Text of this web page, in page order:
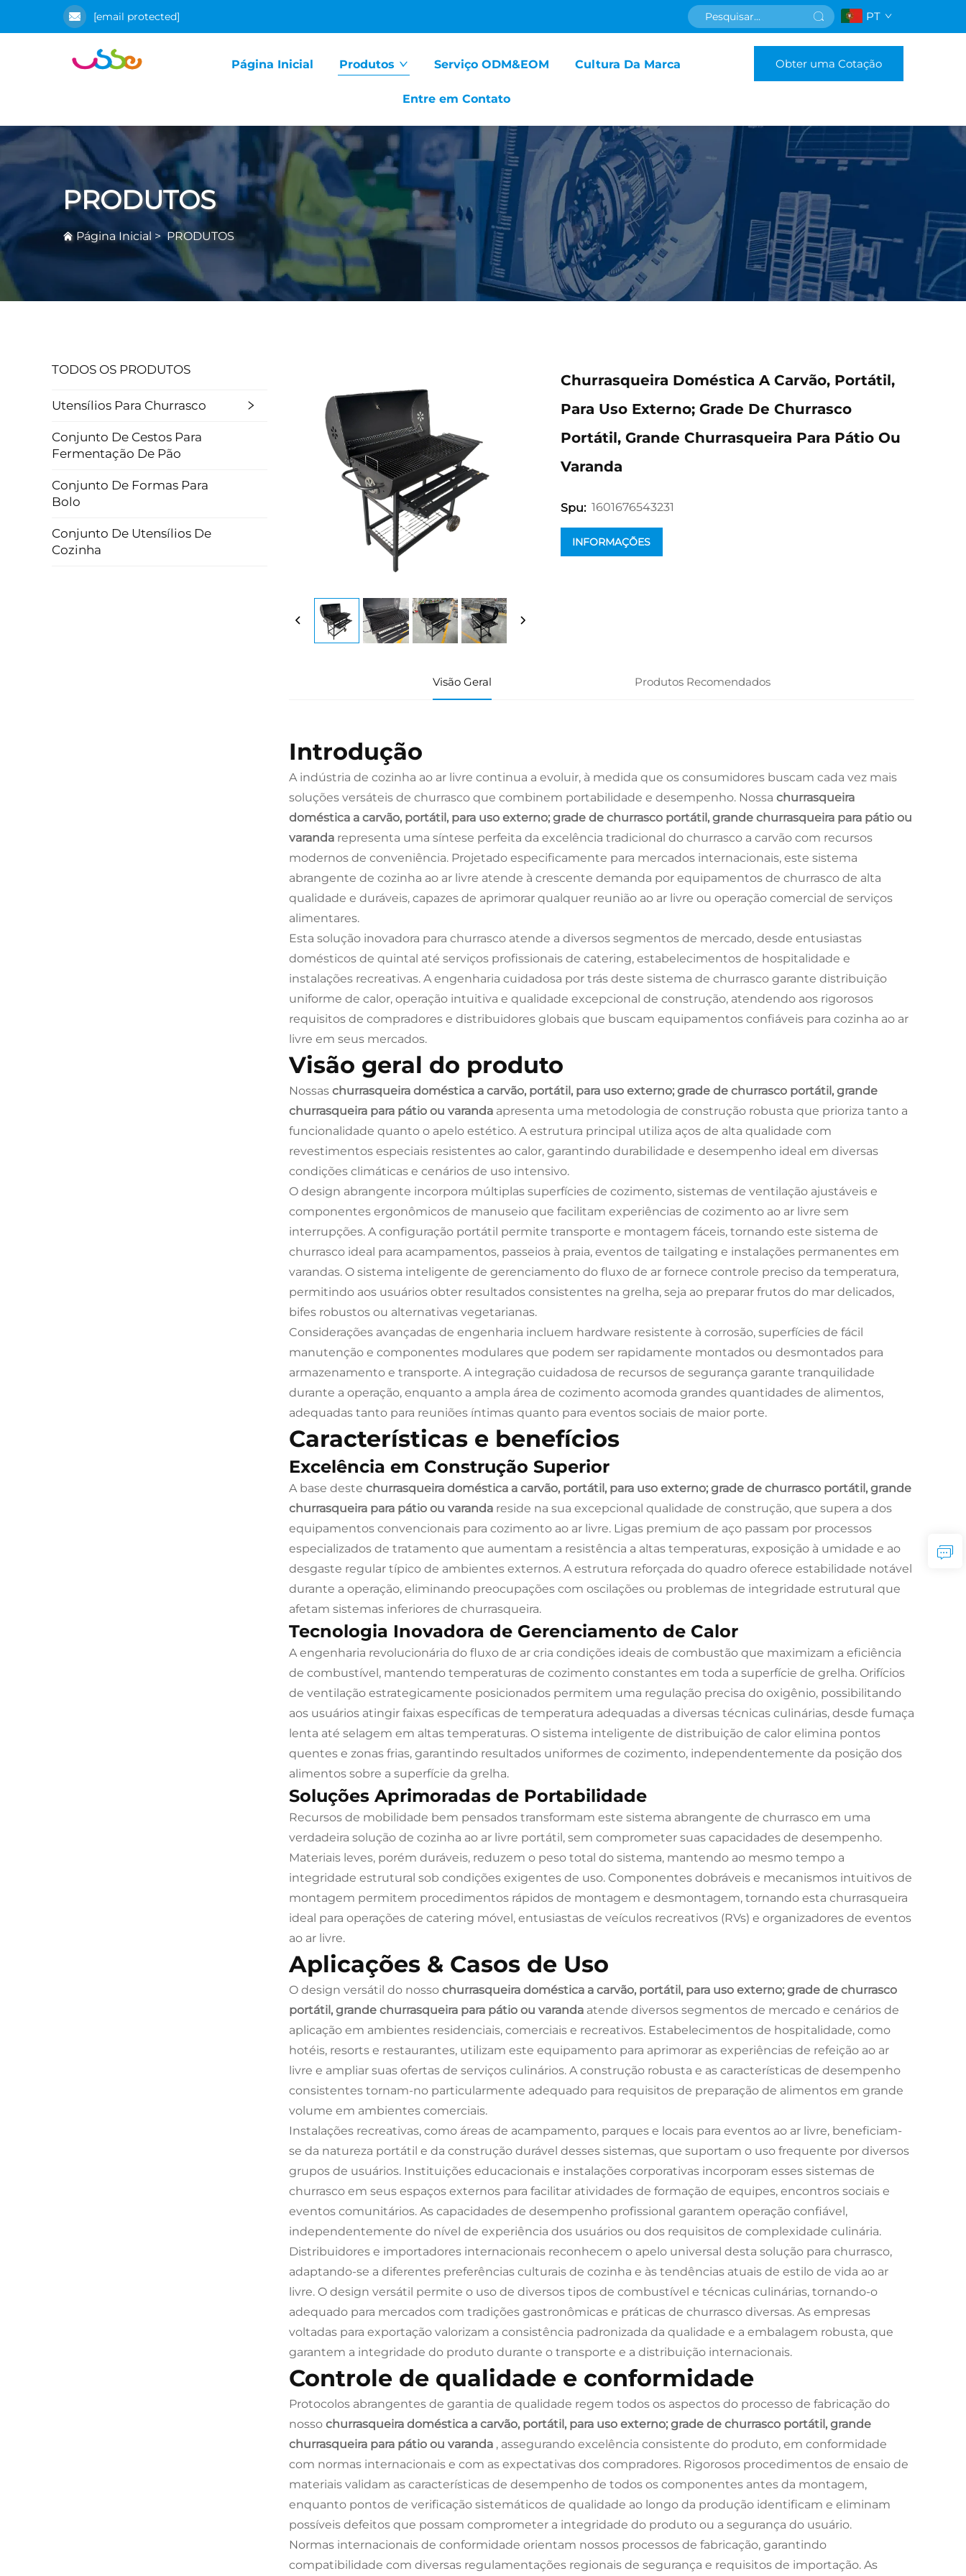
[email protected] PT
Página Inicial Produtos Serviço ODM&EOM Cultura Da Marca
Entre em Contato
Obter uma Cotação
PRODUTOS
Página Inicial >PRODUTOS
TODOS OS PRODUTOS
Utensílios Para Churrasco
Conjunto De Cestos Para
Fermentação De Pão
Conjunto De Formas Para
Bolo
Conjunto De Utensílios De
Cozinha
Churrasqueira Doméstica A Carvão, Portátil,
Para Uso Externo; Grade De Churrasco
Portátil, Grande Churrasqueira Para Pátio Ou
Varanda
Spu: 1601676543231
INFORMAÇÕES
Visão Geral Produtos Recomendados
Introdução
A indústria de cozinha ao ar livre continua a evoluir, à medida que os consumidores buscam cada vez mais
soluções versáteis de churrasco que combinem portabilidade e desempenho. Nossa churrasqueira
doméstica a carvão, portátil, para uso externo; grade de churrasco portátil, grande churrasqueira para pátio ou
varanda representa uma síntese perfeita da excelência tradicional do churrasco a carvão com recursos
modernos de conveniência. Projetado especificamente para mercados internacionais, este sistema
abrangente de cozinha ao ar livre atende à crescente demanda por equipamentos de churrasco de alta
qualidade e duráveis, capazes de aprimorar qualquer reunião ao ar livre ou operação comercial de serviços
alimentares.
Esta solução inovadora para churrasco atende a diversos segmentos de mercado, desde entusiastas
domésticos de quintal até serviços profissionais de catering, estabelecimentos de hospitalidade e
instalações recreativas. A engenharia cuidadosa por trás deste sistema de churrasco garante distribuição
uniforme de calor, operação intuitiva e qualidade excepcional de construção, atendendo aos rigorosos
requisitos de compradores e distribuidores globais que buscam equipamentos confiáveis para cozinha ao ar
livre em seus mercados.
Visão geral do produto
Nossas churrasqueira doméstica a carvão, portátil, para uso externo; grade de churrasco portátil, grande
churrasqueira para pátio ou varanda apresenta uma metodologia de construção robusta que prioriza tanto a
funcionalidade quanto o apelo estético. A estrutura principal utiliza aços de alta qualidade com
revestimentos especiais resistentes ao calor, garantindo durabilidade e desempenho ideal em diversas
condições climáticas e cenários de uso intensivo.
O design abrangente incorpora múltiplas superfícies de cozimento, sistemas de ventilação ajustáveis e
componentes ergonômicos de manuseio que facilitam experiências de cozimento ao ar livre sem
interrupções. A configuração portátil permite transporte e montagem fáceis, tornando este sistema de
churrasco ideal para acampamentos, passeios à praia, eventos de tailgating e instalações permanentes em
varandas. O sistema inteligente de gerenciamento do fluxo de ar fornece controle preciso da temperatura,
permitindo aos usuários obter resultados consistentes na grelha, seja ao preparar frutos do mar delicados,
bifes robustos ou alternativas vegetarianas.
Considerações avançadas de engenharia incluem hardware resistente à corrosão, superfícies de fácil
manutenção e componentes modulares que podem ser rapidamente montados ou desmontados para
armazenamento e transporte. A integração cuidadosa de recursos de segurança garante tranquilidade
durante a operação, enquanto a ampla área de cozimento acomoda grandes quantidades de alimentos,
adequadas tanto para reuniões íntimas quanto para eventos sociais de maior porte.
Características e benefícios
Excelência em Construção Superior
A base deste churrasqueira doméstica a carvão, portátil, para uso externo; grade de churrasco portátil, grande
churrasqueira para pátio ou varanda reside na sua excepcional qualidade de construção, que supera a dos
equipamentos convencionais para cozimento ao ar livre. Ligas premium de aço passam por processos
especializados de tratamento que aumentam a resistência a altas temperaturas, exposição à umidade e ao
desgaste regular típico de ambientes externos. A estrutura reforçada do quadro oferece estabilidade notável
durante a operação, eliminando preocupações com oscilações ou problemas de integridade estrutural que
afetam sistemas inferiores de churrasqueira.
Tecnologia Inovadora de Gerenciamento de Calor
A engenharia revolucionária do fluxo de ar cria condições ideais de combustão que maximizam a eficiência
de combustível, mantendo temperaturas de cozimento constantes em toda a superfície de grelha. Orifícios
de ventilação estrategicamente posicionados permitem uma regulação precisa do oxigênio, possibilitando
aos usuários atingir faixas específicas de temperatura adequadas a diversas técnicas culinárias, desde fumaça
lenta até selagem em altas temperaturas. O sistema inteligente de distribuição de calor elimina pontos
quentes e zonas frias, garantindo resultados uniformes de cozimento, independentemente da posição dos
alimentos sobre a superfície da grelha.
Soluções Aprimoradas de Portabilidade
Recursos de mobilidade bem pensados transformam este sistema abrangente de churrasco em uma
verdadeira solução de cozinha ao ar livre portátil, sem comprometer suas capacidades de desempenho.
Materiais leves, porém duráveis, reduzem o peso total do sistema, mantendo ao mesmo tempo a
integridade estrutural sob condições exigentes de uso. Componentes dobráveis e mecanismos intuitivos de
montagem permitem procedimentos rápidos de montagem e desmontagem, tornando esta churrasqueira
ideal para operações de catering móvel, entusiastas de veículos recreativos (RVs) e organizadores de eventos
ao ar livre.
Aplicações & Casos de Uso
O design versátil do nosso churrasqueira doméstica a carvão, portátil, para uso externo; grade de churrasco
portátil, grande churrasqueira para pátio ou varanda atende diversos segmentos de mercado e cenários de
aplicação em ambientes residenciais, comerciais e recreativos. Estabelecimentos de hospitalidade, como
hotéis, resorts e restaurantes, utilizam este equipamento para aprimorar as experiências de refeição ao ar
livre e ampliar suas ofertas de serviços culinários. A construção robusta e as características de desempenho
consistentes tornam-no particularmente adequado para requisitos de preparação de alimentos em grande
volume em ambientes comerciais.
Instalações recreativas, como áreas de acampamento, parques e locais para eventos ao ar livre, beneficiam-
se da natureza portátil e da construção durável desses sistemas, que suportam o uso frequente por diversos
grupos de usuários. Instituições educacionais e instalações corporativas incorporam esses sistemas de
churrasco em seus espaços externos para facilitar atividades de formação de equipes, encontros sociais e
eventos comunitários. As capacidades de desempenho profissional garantem operação confiável,
independentemente do nível de experiência dos usuários ou dos requisitos de complexidade culinária.
Distribuidores e importadores internacionais reconhecem o apelo universal desta solução para churrasco,
adaptando-se a diferentes preferências culturais de cozinha e às tendências atuais de estilo de vida ao ar
livre. O design versátil permite o uso de diversos tipos de combustível e técnicas culinárias, tornando-o
adequado para mercados com tradições gastronômicas e práticas de churrasco diversas. As empresas
voltadas para exportação valorizam a consistência padronizada da qualidade e a embalagem robusta, que
garantem a integridade do produto durante o transporte e a distribuição internacionais.
Controle de qualidade e conformidade
Protocolos abrangentes de garantia de qualidade regem todos os aspectos do processo de fabricação do
nosso churrasqueira doméstica a carvão, portátil, para uso externo; grade de churrasco portátil, grande
churrasqueira para pátio ou varanda , assegurando excelência consistente do produto, em conformidade
com normas internacionais e com as expectativas dos compradores. Rigorosos procedimentos de ensaio de
materiais validam as características de desempenho de todos os componentes antes da montagem,
enquanto pontos de verificação sistemáticos de qualidade ao longo da produção identificam e eliminam
possíveis defeitos que possam comprometer a integridade do produto ou a segurança do usuário.
Normas internacionais de conformidade orientam nossos processos de fabricação, garantindo
compatibilidade com diversas regulamentações regionais de segurança e requisitos de importação. As